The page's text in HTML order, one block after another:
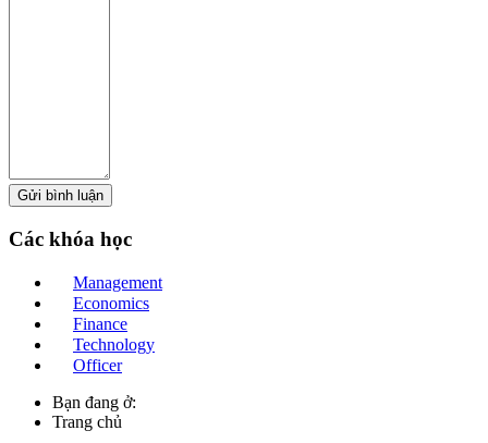
Các khóa học
Management
Economics
Finance
Technology
Officer
Bạn đang ở:
Trang chủ